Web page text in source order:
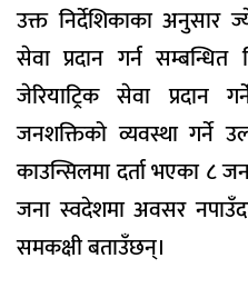
उक्त निर्देशिकाका अनुसार
सेवा प्रदान गर्न
जेरियाट्रिक सेवा प्रदान
जनशक्तिको व्यवस्था
काउन्सिलमा दर्ता भएका ८
जना स्वदेशमा अवसर
समकक्षी बताउँछन्।